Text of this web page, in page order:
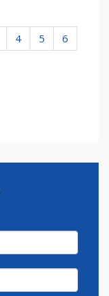
4 5
6